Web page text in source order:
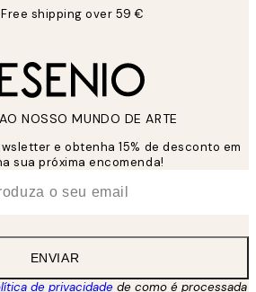
Free shipping over 59 €
NOSSO MUNDO DE ARTE
e obtenha 15% de desconto em
sua próxima encomenda!
ENVIAR
de privacidade de como é processada